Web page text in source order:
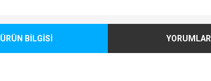
ÜRÜN BİLGİSİ YORUMLAR